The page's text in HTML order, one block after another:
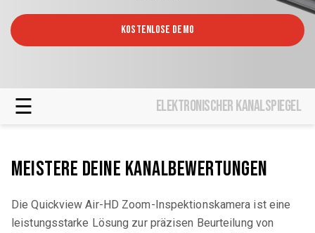
KOSTENLOSE DEMO
☰ Elektronischer Kanalspiegel
MEISTERe Deine KANALBEWERTUNGEN
Die Quickview Air-HD Zoom-Inspektionskamera ist eine
leistungsstarke Lösung zur präzisen Beurteilung von